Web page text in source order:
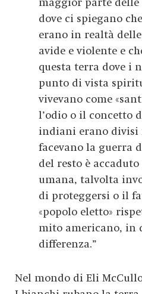
maggior parte delle
dove ci spiegano
erano in realtà
avide e violente e
questa terra dove i
punto di vista
vivevano come
l’odio o il concetto
indiani erano divisi
facevano la guerra
del resto è
umana, talvolta
di proteggersi o il
«popolo eletto»
mito americano, in
differenza.”
Nel mondo di Eli